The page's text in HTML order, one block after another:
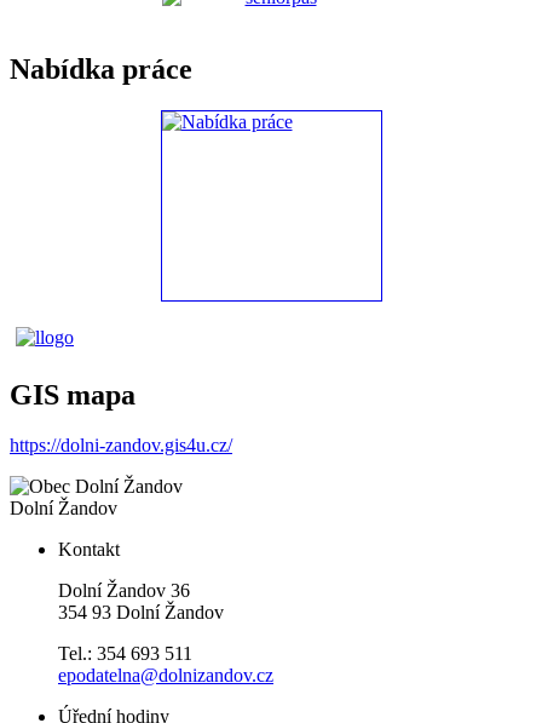
Nabídka práce
GIS mapa
https://dolni-zandov.gis4u.cz/
Dolní Žandov
Kontakt
Dolní Žandov 36
354 93 Dolní Žandov
Tel.: 354 693 511
epodatelna@dolnizandov.cz
Úřední hodiny